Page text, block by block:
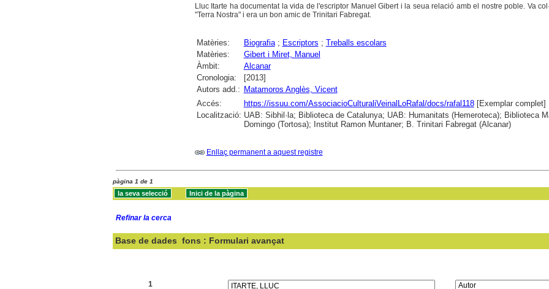
Lluc Itarte ha documentat la vida de l'escriptor Manuel Gibert i la seua relació amb el nostre poble. Va
"Terra Nostra" i era un bon amic de Trinitari Fabregat.
Matèries: Biografia; Escriptors ; Treballs escolars
Matèries:
Gibert i Miret, Manuel
Àmbit:
Alcanar
Cronologia:
[2013]
Autors add.: Matamoros Anglès, Vicent
Accés:
https://issuu.com/AssociacioCulturaliVeinalLoRafal/docs/rafal118[Exemplar complet]
Localització: UAB: Sibhil·la; Biblioteca de Catalunya; UAB: Humanitats (Hemeroteca); Biblioteca
Domingo (Tortosa); Institut Ramon Muntaner; B. Trinitari Fabregat (Alcanar)
Enllaç permanent a aquest registre
pàgina 1 de 1
Refinar la cerca
Base de dades fons : Formulari avançat
1